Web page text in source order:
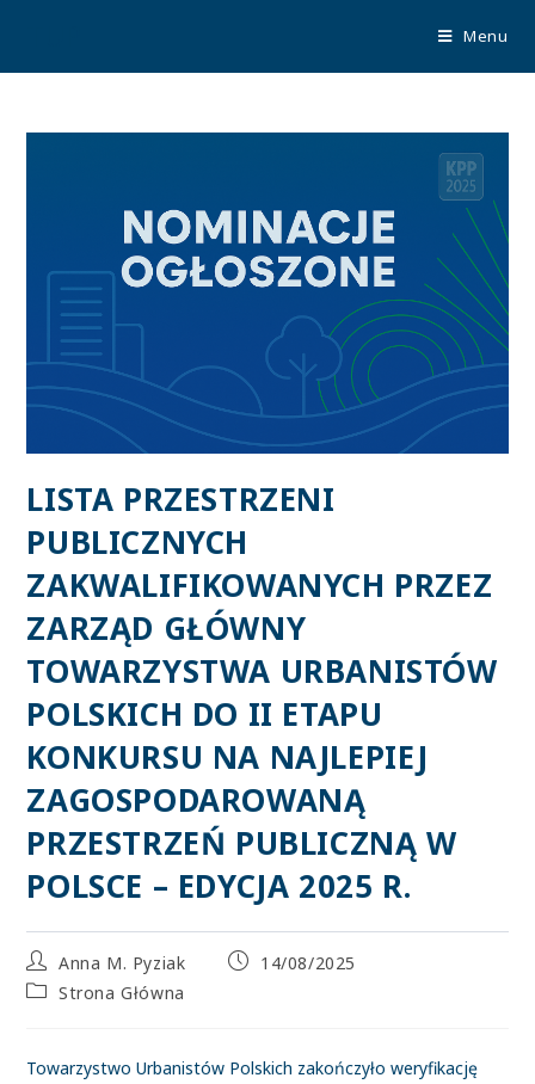
Menu
LISTA PRZESTRZENI
PUBLICZNYCH
ZAKWALIFIKOWANYCH PRZEZ
ZARZĄD GŁÓWNY
TOWARZYSTWA URBANISTÓW
POLSKICH DO II ETAPU
KONKURSU NA NAJLEPIEJ
ZAGOSPODAROWANĄ
PRZESTRZEŃ PUBLICZNĄ W
POLSCE – EDYCJA 2025 R.
Anna M. Pyziak
14/08/2025
Strona Główna
Towarzystwo Urbanistów Polskich zakończyło weryfikację